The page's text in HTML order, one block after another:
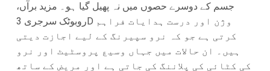
جسم کے دوسرے حصوں میں نہ پھیل گیا ہو۔ مزید برآں،
روبوٹک سرجری 3D وژن اور درست ہدایات فراہم
کرتی ہے جو کہ نرو سپیرنگ کے لیے اجازت دیتی
ہیں۔ ان حالات میں جہاں وسیع پروسٹیٹ اور نرو
کی کٹائی کی پلاننگ کی جاتی ہے اور مریض کے ساتھ